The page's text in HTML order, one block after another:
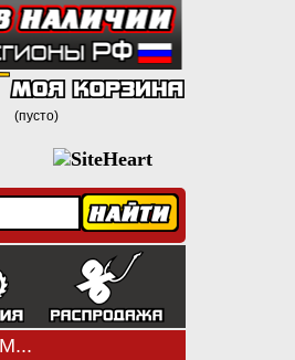
(пусто)